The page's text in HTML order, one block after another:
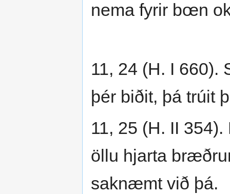
nema fyrir bœn
11, 24 (H. I 660).
þér biðit, þá trúit
11, 25 (H. II
öllu hjarta
saknæmt við þá.